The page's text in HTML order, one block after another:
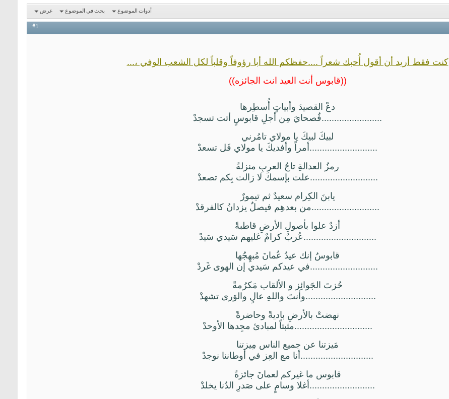
أدوات الموضوع بحث في الموضوع عرض
#1
كنت فقط أريد أن أقول أُحبك شعراً ....حفظكم الله أبا رؤوفاً وقلباً لكل الشعب الوفي ،...
((قابوس أنت العيد انت الجائزه))
دعْ القصيدَ وأبياتٍ أُسطِرها
........................فُصحايَ مِن أجلِ قابوسٍ أتت تسجدْ
لبيكَ لبيكَ يا مولاي تامُرني
...........................أمراً وأفديكَ يا مولاي فَل تسعدْ
رمزُ العدالةِ تاجُ العربِ منزلةً
...........................علت بإسمكَ لا زالت بِكم تصعدْ
يابنَ الكِرام سعيدٌ ثم تيمورٌ
...........................من بعدهِم فيصلٌ يزدانُ كالفرقدْ
أزدٌ علوا بأصولِ الأرضِ قاطبةً
.............................عُربٌ كرامٌ عَليهم سَيدي سَيدْ
قابوسُ إنك عيدُ عُمانَ مُبهِجُها
...........................في عيدكم سَيدي إن الهوى غَردْ
حُزتَ الجَوائِز و الألقاب مَكرُمةً
............................وأنتَ واللهِ عالٍ والوَرى تشهدْ
نهضتْ بالأرضِ باديةً وحاضرةً
...............................مثبتاً لمبادئ مجِدها الأوحدْ
مَيزتنا عن جميع الناس مِيزتنا
.............................أنا مع العِز في أوطاننا نوجدْ
قابوس ما غيركم لعمانَ جائزةً
..........................أغلا وسامٍ على صَدرِ الدُنا يخلدْ